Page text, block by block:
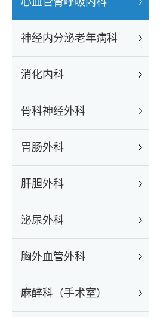
神经内分泌老年病科
消化内科
骨科神经外科
胃肠外科
肝胆外科
泌尿外科
胸外血管外科
麻醉科（手术室）